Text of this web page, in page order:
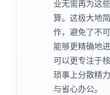
业无需再为这
算。这极大地
作，避免了不
能够更精确地
可以更专注于
琐事上分散精
与省心办公。